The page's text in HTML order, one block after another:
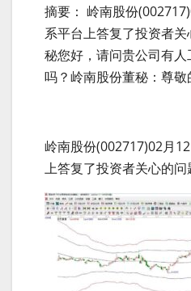
摘要： 岭南股份
系平台上答复了投资者
秘您好，请问贵公司有
吗？岭南股份董秘：尊敬
岭南股份(002717)02月
上答复了投资者关心的问